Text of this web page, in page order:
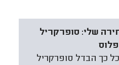
שלי: סופרקריל
כל כך הבדל סופרקריל